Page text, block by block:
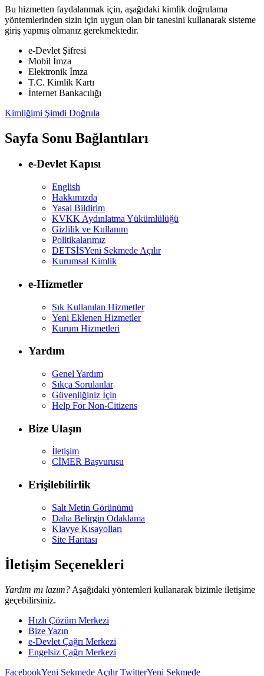
Bu hizmetten faydalanmak için, aşağıdaki kimlik doğrulama
yöntemlerinden sizin için uygun olan bir tanesini kullanarak sisteme
giriş yapmış olmanız gerekmektedir.
e-Devlet Şifresi
Mobil İmza
Elektronik İmza
T.C. Kimlik Kartı
İnternet Bankacılığı
Kimliğimi Şimdi Doğrula
Sayfa Sonu Bağlantıları
e-Devlet Kapısı
English
Hakkımızda
Yasal Bildirim
KVKK Aydınlatma Yükümlülüğü
Gizlilik ve Kullanım
Politikalarımız
DETSİSYeni Sekmede Açılır
Kurumsal Kimlik
e-Hizmetler
Sık Kullanılan Hizmetler
Yeni Eklenen Hizmetler
Kurum Hizmetleri
Yardım
Genel Yardım
Sıkça Sorulanlar
Güvenliğiniz İçin
Help For Non-Citizens
Bize Ulaşın
İletişim
CİMER Başvurusu
Erişilebilirlik
Salt Metin Görünümü
Daha Belirgin Odaklama
Klavye Kısayolları
Site Haritası
İletişim Seçenekleri
Yardım mı lazım? Aşağıdaki yöntemleri kullanarak bizimle iletişime
geçebilirsiniz.
Hızlı Çözüm Merkezi
Bize Yazın
e-Devlet Çağrı Merkezi
Engelsiz Çağrı Merkezi
FacebookYeni Sekmede AçılırTwitterYeni Sekmede